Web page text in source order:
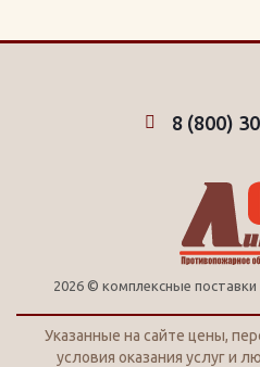
8 (800)
2026 © комплексные
Указанные на сайте цены,
условия оказания услуг и